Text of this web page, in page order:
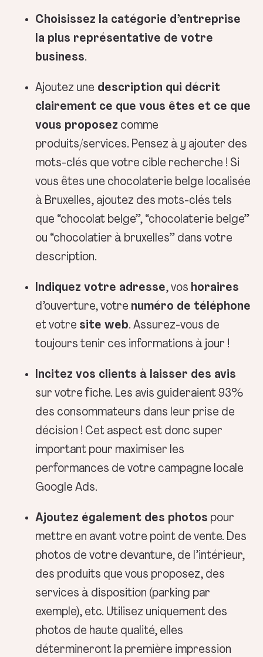
Choisissez la catégorie d’entreprise
la plus représentative de votre
business.
Ajoutez une description qui décrit
clairement ce que vous êtes et ce que
vous proposez comme
produits/services. Pensez à y ajouter des
mots-clés que votre cible recherche ! Si
vous êtes une chocolaterie belge localisée
à Bruxelles, ajoutez des mots-clés tels
que “chocolat belge”, “chocolaterie belge”
ou “chocolatier à bruxelles” dans votre
description.
Indiquez votre adresse, vos horaires
d’ouverture, votre numéro de téléphone
et votre site web. Assurez-vous de
toujours tenir ces informations à jour !
Incitez vos clients à laisser des avis
sur votre fiche. Les avis guideraient 93%
des consommateurs dans leur prise de
décision ! Cet aspect est donc super
important pour maximiser les
performances de votre campagne locale
Google Ads.
Ajoutez également des photos pour
mettre en avant votre point de vente. Des
photos de votre devanture, de l’intérieur,
des produits que vous proposez, des
services à disposition (parking par
exemple), etc. Utilisez uniquement des
photos de haute qualité, elles
détermineront la première impression